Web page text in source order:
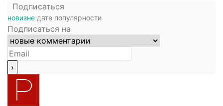
Подписаться
новизне дате популярности
Подписаться на